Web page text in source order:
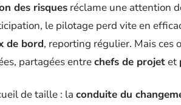
des risques réclame une attention
le pilotage perd vite en
de bord, reporting régulier. Mais ces
partagées entrechefs de projetet
de taille : la conduite du